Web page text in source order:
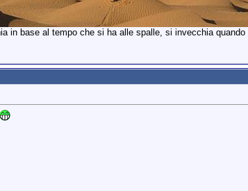
in base al tempo che si ha alle spalle, si invecchia